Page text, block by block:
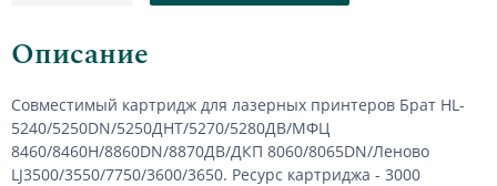
Описание
Совместимый картридж для лазерных принтеров Брат HL-
5240/5250DN/5250ДНТ/5270/5280ДВ/МФЦ
8460/8460Н/8860DN/8870ДВ/ДКП 8060/8065DN/Леново
LJ3500/3550/7750/3600/3650. Ресурс картриджа - 3000